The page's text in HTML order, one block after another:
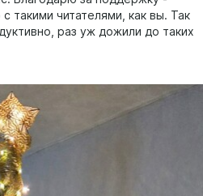
такими читателями, как вы. Так
раз уж дожили до таких